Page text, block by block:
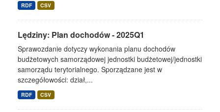
RDF CSV
Lędziny: Plan dochodów - 2025Q1
Sprawozdanie dotyczy wykonania planu dochodów
budżetowych samorządowej jednostki budżetowej/jednostki
samorządu terytorialnego. Sporządzane jest w
szczegółowości: dział,...
RDF CSV